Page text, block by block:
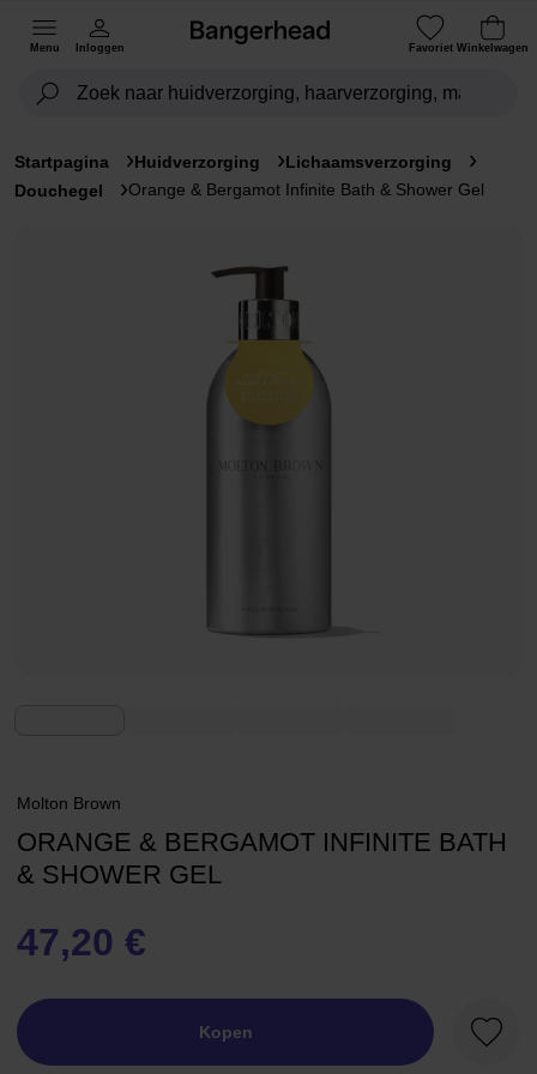
Menu Inloggen Favoriet Winkelwagen
Startpagina Huidverzorging
Lichaamsverzorging
Douchegel
Orange & Bergamot Infinite Bath & Shower Gel
Molton Brown
ORANGE & BERGAMOT INFINITE BATH
& SHOWER GEL
47,20 €
Kopen